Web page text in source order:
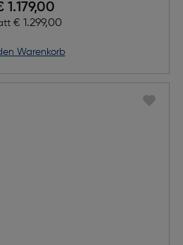
nach Rabatts
1.179,00
Ursprünglicher Preis
€ 1.299,00
Warenkorb